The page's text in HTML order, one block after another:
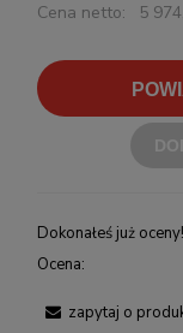
Cena netto: 5
Dokonałeś już oceny!
Ocena:
zapytaj o